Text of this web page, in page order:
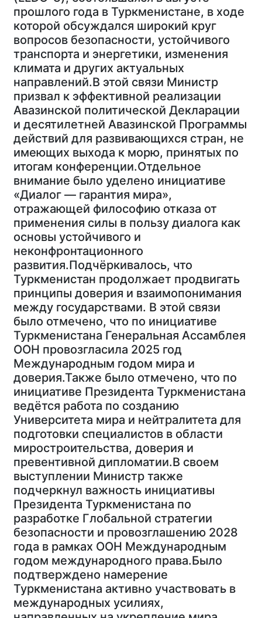
прошлого года в Туркменистане, в ходе
которой обсуждался широкий круг
вопросов безопасности, устойчивого
транспорта и энергетики, изменения
климата и других актуальных
направлений.В этой связи Министр
призвал к эффективной реализации
Авазинской политической Декларации
и десятилетней Авазинской Программы
действий для развивающихся стран, не
имеющих выхода к морю, принятых по
итогам конференции.Отдельное
внимание было уделено инициативе
«Диалог — гарантия мира»,
отражающей философию отказа от
применения силы в пользу диалога как
основы устойчивого и
неконфронтационного
развития.Подчёркивалось, что
Туркменистан продолжает продвигать
принципы доверия и взаимопонимания
между государствами. В этой связи
было отмечено, что по инициативе
Туркменистана Генеральная Ассамблея
ООН провозгласила 2025 год
Международным годом мира и
доверия.Также было отмечено, что по
инициативе Президента Туркменистана
ведётся работа по созданию
Университета мира и нейтралитета для
подготовки специалистов в области
миростроительства, доверия и
превентивной дипломатии.В своем
выступлении Министр также
подчеркнул важность инициативы
Президента Туркменистана по
разработке Глобальной стратегии
безопасности и провозглашению 2028
года в рамках ООН Международным
годом международного права.Было
подтверждено намерение
Туркменистана активно участвовать в
международных усилиях,